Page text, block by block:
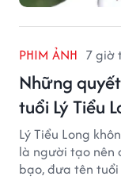
PHIM ẢNH 7 giờ
Những
tuổi Lý Tiểu
Lý Tiểu Long
là người tạo nên
bạo, đưa tên